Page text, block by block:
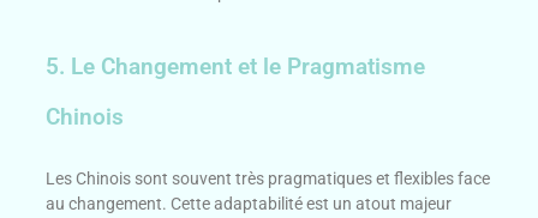
5. Le Changement et le Pragmatisme
Chinois
Les Chinois sont souvent très pragmatiques et flexibles face
au changement. Cette adaptabilité est un atout majeur